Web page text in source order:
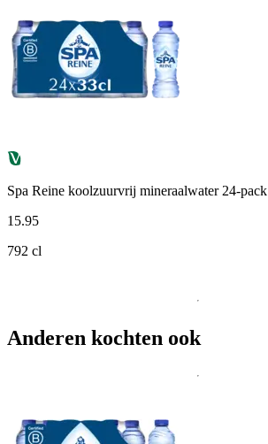
Spa Reine koolzuurvrij mineraalwater 24-pack
15.95
792 cl
Anderen kochten ook